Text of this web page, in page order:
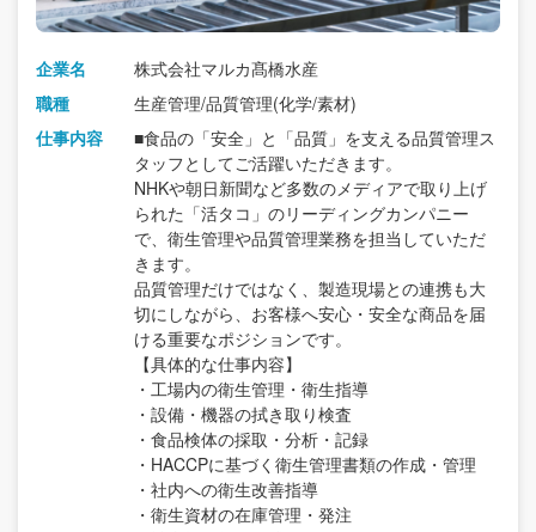
企業名
株式会社マルカ髙橋水産
職種
生産管理/品質管理(化学/素材)
仕事内容
■食品の「安全」と「品質」を支える品質管理ス
タッフとしてご活躍いただきます。
NHKや朝日新聞など多数のメディアで取り上げ
られた「活タコ」のリーディングカンパニー
で、衛生管理や品質管理業務を担当していただ
きます。
品質管理だけではなく、製造現場との連携も大
切にしながら、お客様へ安心・安全な商品を届
ける重要なポジションです。
【具体的な仕事内容】
・工場内の衛生管理・衛生指導
・設備・機器の拭き取り検査
・食品検体の採取・分析・記録
・HACCPに基づく衛生管理書類の作成・管理
・社内への衛生改善指導
・衛生資材の在庫管理・発注